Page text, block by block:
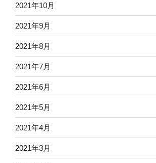
2021年10月
2021年9月
2021年8月
2021年7月
2021年6月
2021年5月
2021年4月
2021年3月